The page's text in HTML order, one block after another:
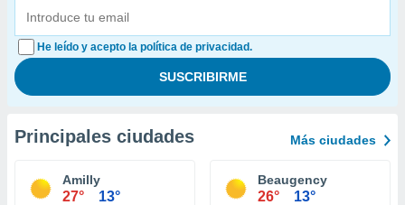
He leído y acepto la política de privacidad.
Principales ciudades Más ciudades
Amilly
27° 13°
Beaugency
26° 13°